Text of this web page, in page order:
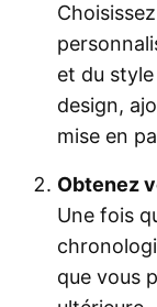
et du
design,
mise en
Obtenez
Une fois
que vous